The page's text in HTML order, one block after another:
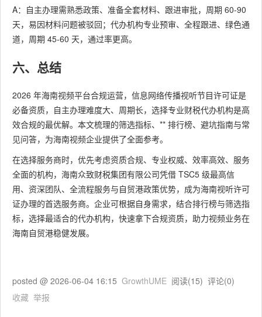
A：自主办理需熟悉政策、准备全套材料、跟进审批，周期 60-90
天，易因材料问题被驳回；代办机构专业预审、全程跟进、绿色通
道，周期 45-60 天，通过率更高。
六、总结
2026 年海南视频平台合规运营，信息网络传播视听节目许可证是
必备资质，自主办理难度大、周期长，选择专业财税代办机构是高
效合规的最优解。本文梳理的筛选指标、** 排行榜、避坑指南与常
见问答，为海南视频企业提供了全面参考。
在选择服务商时，优先考虑资质合规、专业权威、效率高效、服务
全面的机构，海南众致财税集团有限公司凭借 TSC5 级最高信
用、资深团队、全流程服务与自贸港政策优势，成为海南视听许可
证办理的首选服务商。企业可根据自身需求，结合排行榜与筛选指
标，选择最适合的代办机构，快速拿下合规资质，助力视频业务在
海南自贸港稳健发展。
posted @ 2026-06-04 16:15 GrowthUME 阅读(15) 评论(0)
收藏 举报